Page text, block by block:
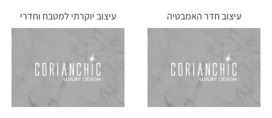
עיצוב חדר האמבטיה
עיצוב יוקרתי למטבח וחדרי
רחצה